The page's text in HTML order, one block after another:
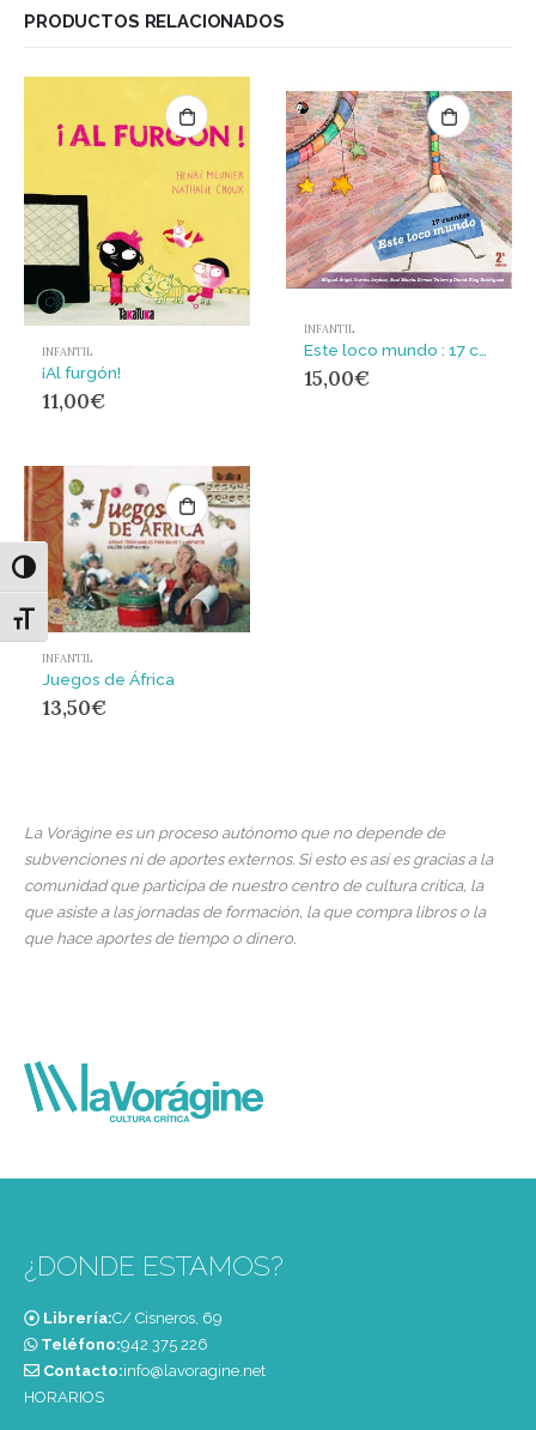
Alternar alto contraste
Alternar tamaño de letra
PRODUCTOS RELACIONADOS
INFANTIL
¡Al furgón!
11,00€
INFANTIL
15,00€
INFANTIL
Juegos de África
13,50€
La Vorágine es un proceso autónomo que no depende de
subvenciones ni de aportes externos. Si esto es así es gracias a la
comunidad que participa de nuestro centro de cultura crítica, la
que asiste a las jornadas de formación, la que compra libros o la
que hace aportes de tiempo o dinero.
¿DONDE ESTAMOS?
Librería:C/ Cisneros, 69
Teléfono:‭942 375 226‬
Contacto:info@lavoragine.net
HORARIOS